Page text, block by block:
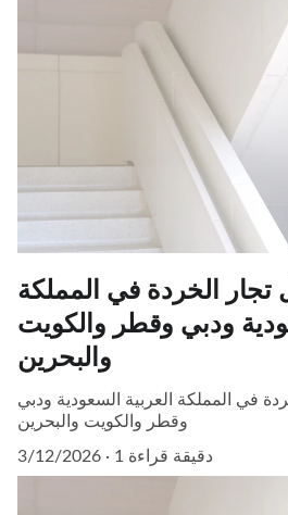
الخردة في المملكة
ودبي وقطر والكويت
والبحرين
في المملكة العربية السعودية ودبي
وقطر والكويت والبحرين
3/12/2026
1 دقيقة قراءة